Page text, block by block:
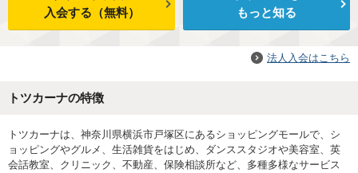
入会する（無料） もっと知る
法人入会はこちら
トツカーナの特徴
トツカーナは、神奈川県横浜市戸塚区にあるショッピングモールで、シ
ョッピングやグルメ、生活雑貨をはじめ、ダンススタジオや美容室、英
会話教室、クリニック、不動産、保険相談所など、多種多様なサービス